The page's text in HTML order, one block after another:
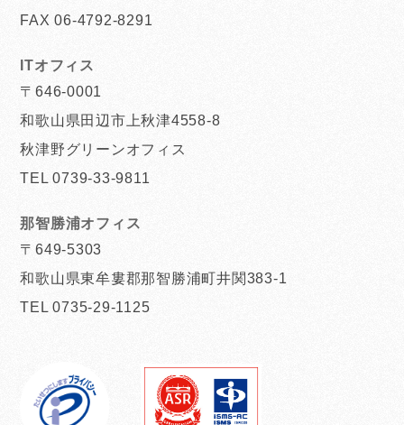
FAX 06-4792-8291
ITオフィス
〒646-0001
和歌山県田辺市上秋津4558-8
秋津野グリーンオフィス
TEL 0739-33-9811
那智勝浦オフィス
〒649-5303
和歌山県東牟婁郡那智勝浦町井関383-1
TEL 0735-29-1125